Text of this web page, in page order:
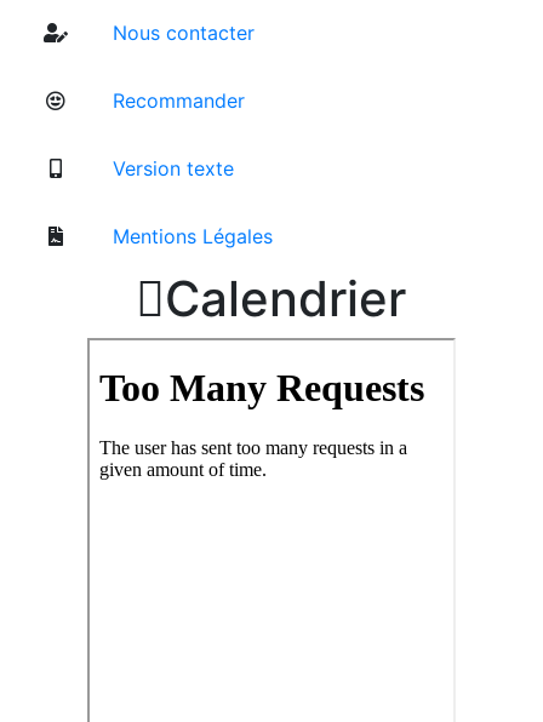
Nous contacter
Recommander
Version texte
Mentions Légales
Calendrier